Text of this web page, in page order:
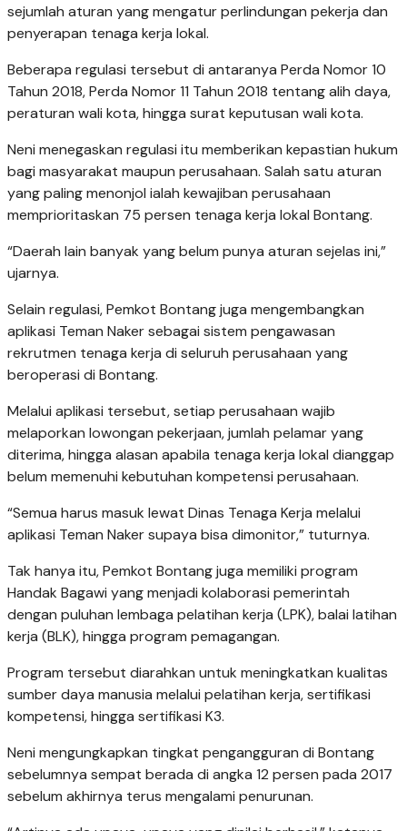
sejumlah aturan yang mengatur perlindungan pekerja dan
penyerapan tenaga kerja lokal.
Beberapa regulasi tersebut di antaranya Perda Nomor 10
Tahun 2018, Perda Nomor 11 Tahun 2018 tentang alih daya,
peraturan wali kota, hingga surat keputusan wali kota.
Neni menegaskan regulasi itu memberikan kepastian hukum
bagi masyarakat maupun perusahaan. Salah satu aturan
yang paling menonjol ialah kewajiban perusahaan
memprioritaskan 75 persen tenaga kerja lokal Bontang.
“Daerah lain banyak yang belum punya aturan sejelas ini,”
ujarnya.
Selain regulasi, Pemkot Bontang juga mengembangkan
aplikasi Teman Naker sebagai sistem pengawasan
rekrutmen tenaga kerja di seluruh perusahaan yang
beroperasi di Bontang.
Melalui aplikasi tersebut, setiap perusahaan wajib
melaporkan lowongan pekerjaan, jumlah pelamar yang
diterima, hingga alasan apabila tenaga kerja lokal dianggap
belum memenuhi kebutuhan kompetensi perusahaan.
“Semua harus masuk lewat Dinas Tenaga Kerja melalui
aplikasi Teman Naker supaya bisa dimonitor,” tuturnya.
Tak hanya itu, Pemkot Bontang juga memiliki program
Handak Bagawi yang menjadi kolaborasi pemerintah
dengan puluhan lembaga pelatihan kerja (LPK), balai latihan
kerja (BLK), hingga program pemagangan.
Program tersebut diarahkan untuk meningkatkan kualitas
sumber daya manusia melalui pelatihan kerja, sertifikasi
kompetensi, hingga sertifikasi K3.
Neni mengungkapkan tingkat pengangguran di Bontang
sebelumnya sempat berada di angka 12 persen pada 2017
sebelum akhirnya terus mengalami penurunan.